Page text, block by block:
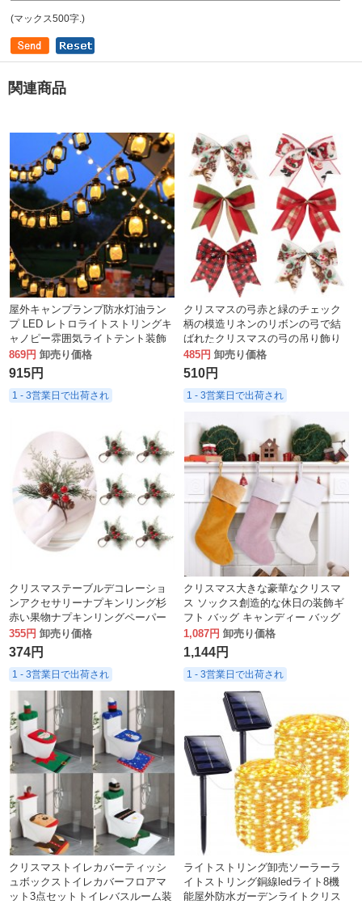
(マックス500字.)
関連商品
屋外キャンプランプ防水灯油ラン
プ LED レトロライトストリングキ
ャノピー雰囲気ライトテント装飾
キャンプライト usb
869円 卸売り価格
915円
1 - 3営業日で出荷され
クリスマスの弓赤と緑のチェック
柄の模造リネンのリボンの弓で結
ばれたクリスマスの弓の吊り飾り
485円 卸売り価格
510円
1 - 3営業日で出荷され
クリスマステーブルデコレーショ
ンアクセサリーナプキンリング杉
赤い果物ナプキンリングペーパー
タオルバックル準備ができている
在庫卸売
355円 卸売り価格
374円
1 - 3営業日で出荷され
クリスマス大きな豪華なクリスマ
ス ソックス創造的な休日の装飾ギ
フト バッグ キャンディー バッグ
クリスマス ツリー ペンダント
1,087円 卸売り価格
1,144円
1 - 3営業日で出荷され
クリスマストイレカバーティッシ
ュボックストイレカバーフロアマ
ット3点セットトイレバスルーム装
ライトストリング卸売ソーラーラ
イトストリング銅線ledライト8機
能屋外防水ガーデンライトクリス